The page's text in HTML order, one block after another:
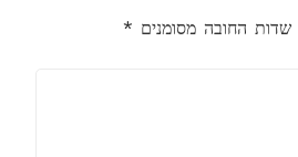
שדות החובה מסומנים *